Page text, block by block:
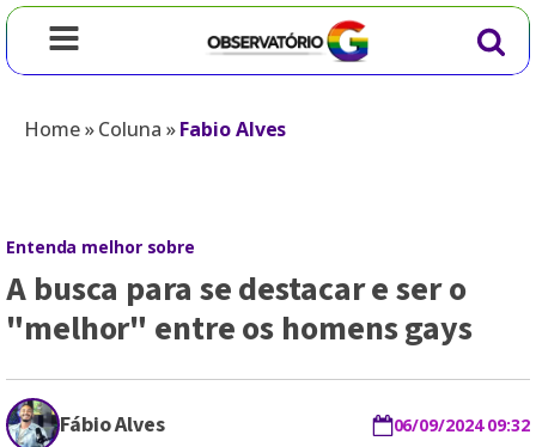
Home»Coluna »Fabio Alves
Entenda melhor sobre
A busca para se destacar e ser o
"melhor" entre os homens gays
Fábio Alves 06/09/2024 09:32